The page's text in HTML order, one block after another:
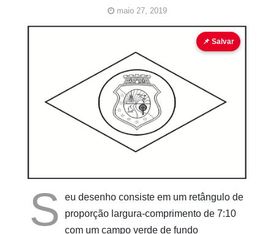
maio 27, 2019
📌 Salvar
S
eu desenho consiste em um retângulo de
proporção largura-comprimento de 7:10
com um campo verde de fundo